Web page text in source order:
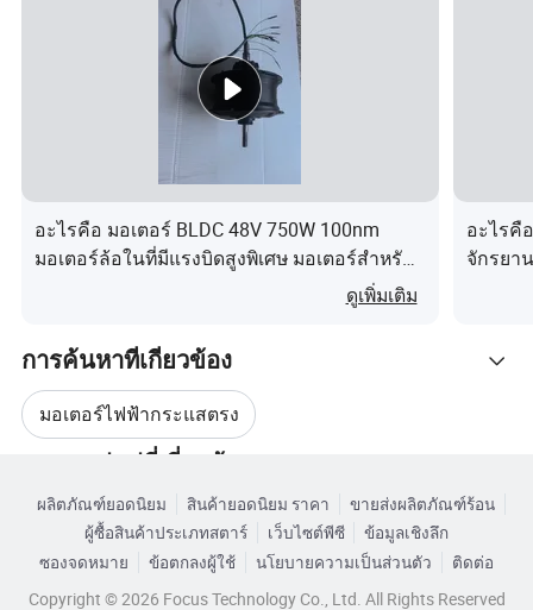
อะไรคือ มอเตอร์ BLDC 48V 750W 100nm
มอเตอร์ล้อในที่มีแรงบิดสูงพิเศษ มอเตอร์สำหรับ
จักรยานไฟฟ้า มอเตอร์สำหรับสกู๊ตเตอร์ไฟฟ้า
มอเตอร์สำหรับรถสามล้อไฟฟ้า มอเตอร์สำหรับ
รถล่าสัตว์
ดูเพิ่มเติม
อะไรคื
จักรยา
การค้นหาที่เกี่ยวข้อง
มอเตอร์ไฟฟ้ากระแสตรง
4 มอเตอร์กระแสตรงไร้แปรง
เรียกดูตามหมวดหมู่
ผลิตภัณฑ์ยอดนิยม สินค้ายอดนิยม ราคา
ขายส่งผลิตภัณฑ์ร้อน
ผู้ซื้อสินค้าประเภทสตาร์
เว็บไซต์พีซี
ข้อมูลเชิงลึก
ซองจดหมาย
ข้อตกลงผู้ใช้ นโยบายความเป็นส่วนตัว
ติดต่อ
Copyright © 2026 Focus Technology Co., Ltd. All Rights Reserved